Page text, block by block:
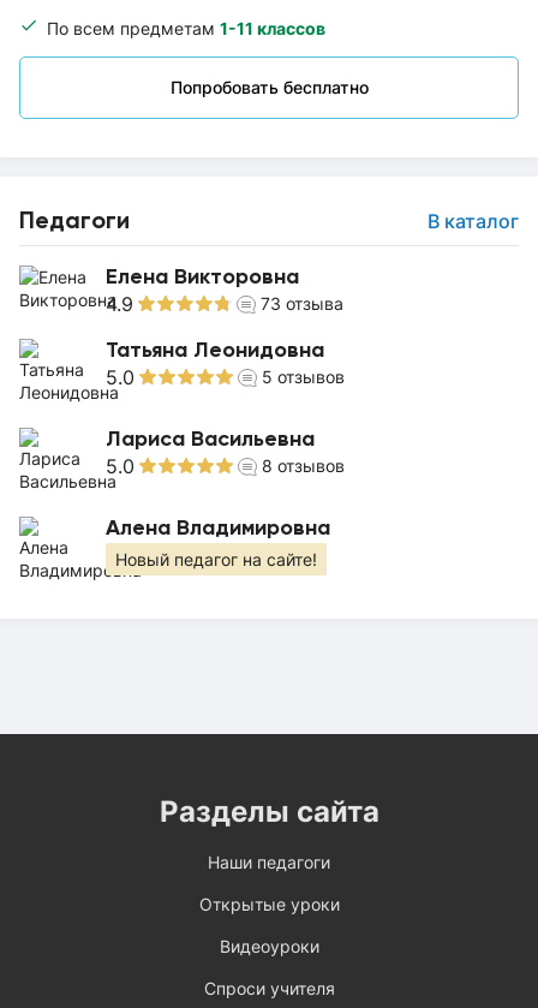
По всем предметам 1-11 классов
Попробовать бесплатно
Педагоги В каталог
Елена Викторовна
4.9 73 отзыва
Татьяна Леонидовна
5.0 5 отзывов
Лариса Васильевна
5.0 8 отзывов
Алена Владимировна
Новый педагог на сайте!
Разделы сайта
Наши педагоги
Открытые уроки
Видеоуроки
Спроси учителя